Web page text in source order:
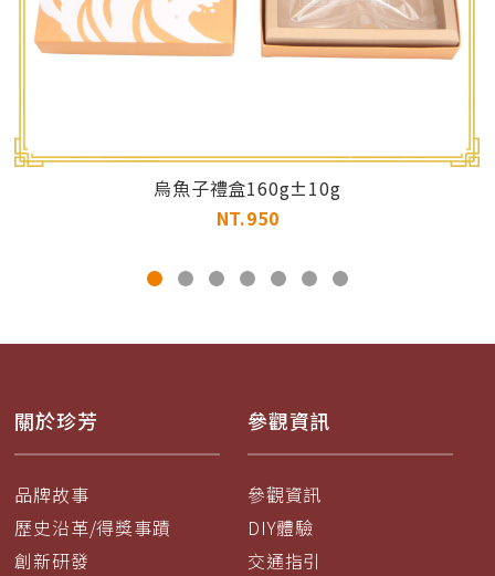
烏魚子禮盒160g±10g
NT.950
關於珍芳
品牌故事
歷史沿革/得獎事蹟
創新研發
參觀資訊
參觀資訊
DIY體驗
交通指引